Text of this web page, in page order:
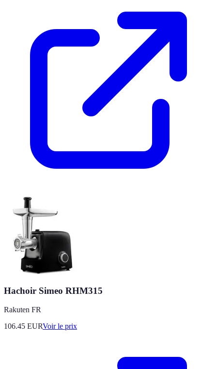
Hachoir Simeo RHM315
Rakuten FR
106.45 EURVoir le prix